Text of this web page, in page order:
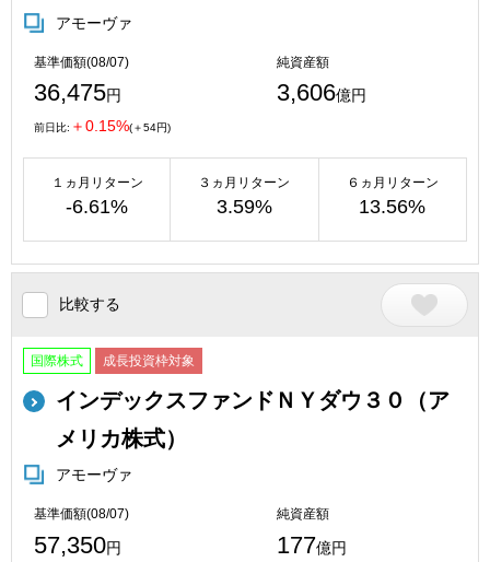
アモーヴァ
基準価額(08/07)
36,475円
純資産額
3,606億円
前日比: ＋0.15%(＋54円)
１ヵ月リターン
-6.61%
３ヵ月リターン
3.59%
６ヵ月リターン
13.56%
比較する
国際株式 成長投資枠対象
インデックスファンドＮＹダウ３０（ア
メリカ株式）
アモーヴァ
基準価額(08/07)
57,350円
純資産額
177億円